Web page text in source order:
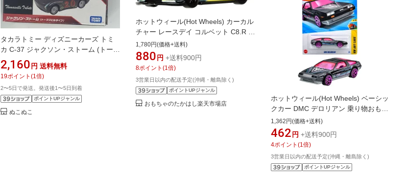
タカラトミー ディズニーカーズ トミ
カ C-37 ジャクソン・ストーム (トーマ
スビルタイプ) 日付時間指定不可
2,160 円 送料無料
19ポイント (1倍)
2〜5日で発送。発送後1〜5日到着
ポイントUPジャンル
ぬこぬこ
ホットウィール(Hot Wheels) カーカル
チャー レースデイ コルベット C8.R 乗
り物おもちゃ ミニカー 3歳から グレー
HRV95
1,780円(価格+送料)
880 円 +送料900円
8ポイント (1 倍)
3営業日以内の配送予定(沖縄・離島除く)
ポイントUPジャンル
おもちゃのたかはし楽天市場店
ホットウィール(Hot Wheels) ベーシッ
クカー DMC デロリアン 乗り物おもち
ゃ ミニカー 3歳から ブラック JFN34
1,362円(価格+送料)
462 円 +送料900円
4ポイント (1 倍)
3営業日以内の配送予定(沖縄・離島除く)
ポイントUPジャンル